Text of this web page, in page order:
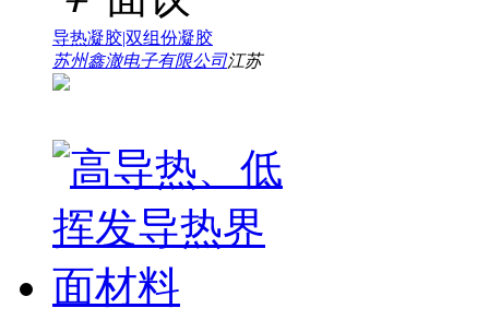
导热凝胶|双组份凝胶
苏州鑫澈电子有限公司江苏